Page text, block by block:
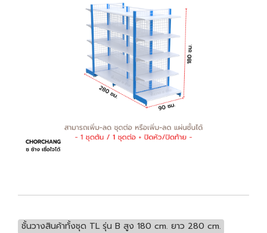
ชั้นวางสินค้าทั้งชุด TL รุ่น B สูง 180 cm. ยาว 280 cm.